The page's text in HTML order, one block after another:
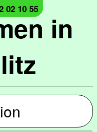
in
02 10 55